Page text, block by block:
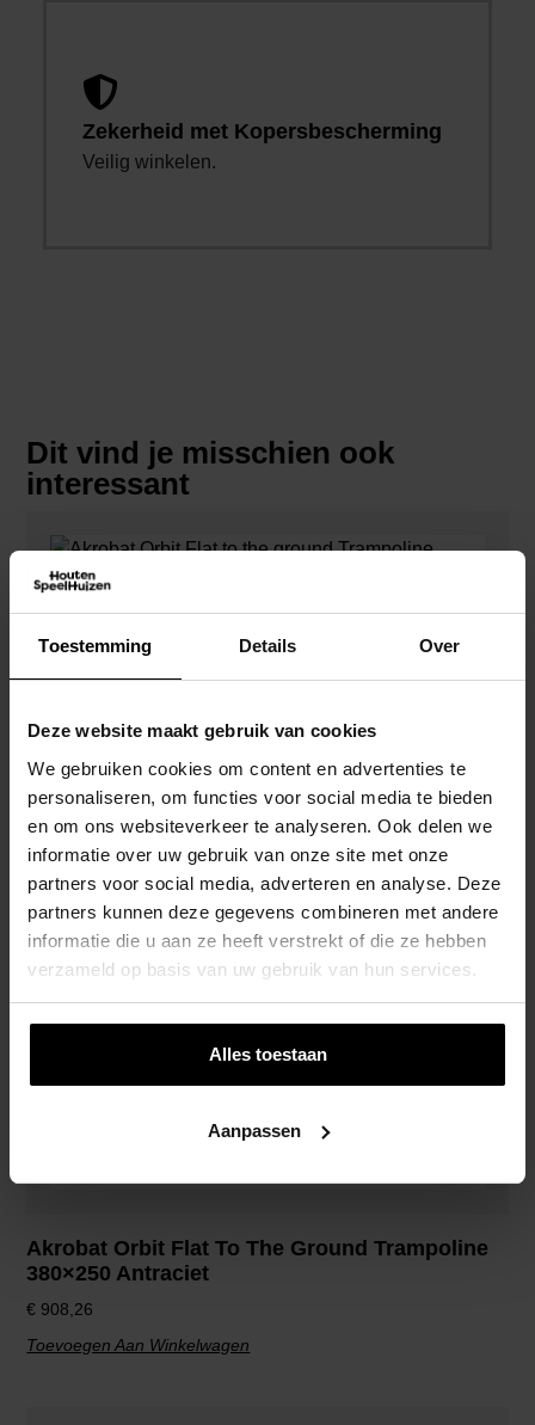
Toestemming Details Over
Deze website maakt gebruik van cookies
We gebruiken cookies om content en advertenties te
personaliseren, om functies voor social media te bieden
en om ons websiteverkeer te analyseren. Ook delen we
informatie over uw gebruik van onze site met onze
partners voor social media, adverteren en analyse. Deze
partners kunnen deze gegevens combineren met andere
informatie die u aan ze heeft verstrekt of die ze hebben
verzameld op basis van uw gebruik van hun services.
Alles toestaan
Aanpassen
Zekerheid met Kopersbescherming
Veilig winkelen.
Dit vind je misschien ook
interessant
Akrobat Orbit Flat To The Ground Trampoline
380×250 Antraciet – Incl. Veiligheidsnet
Akrobat Orbit Flat To The Ground Trampoline
380×250 Groen
Toevoegen Aan Winkelwagen
Akrobat Orbit Flat To The Ground Trampoline
380×250 Antraciet
€ 908,26
Toevoegen Aan Winkelwagen